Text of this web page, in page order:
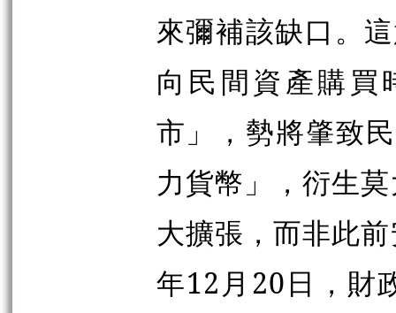
來彌補該缺口。
向民間資產購買
市」，勢將肇致
力貨幣」，衍生
大擴張，而非此
年12月20日，財